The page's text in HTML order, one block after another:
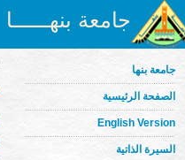
جامعة بنهــــــا
جامعة بنها
الصفحة الرئيسية
English Version
السيرة الذاتية